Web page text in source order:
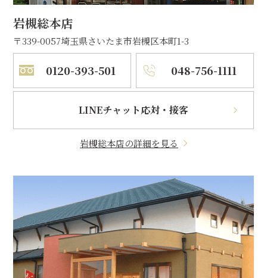
岩槻総本店
〒339-0057埼玉県さいたま市岩槻区本町1-3
0120-393-501 048-756-1111
LINEチャット応対・接客
岩槻総本店の詳細を見る